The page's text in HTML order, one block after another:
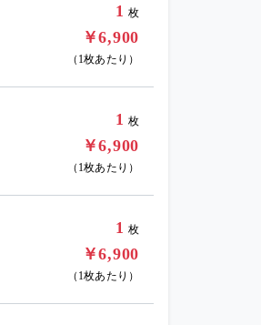
1 枚
￥6,900
（1枚あたり）
1 枚
￥6,900
（1枚あたり）
1 枚
￥6,900
（1枚あたり）